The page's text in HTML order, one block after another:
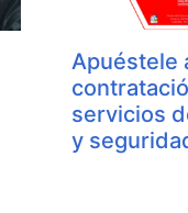
Apuéstele
servicios
y